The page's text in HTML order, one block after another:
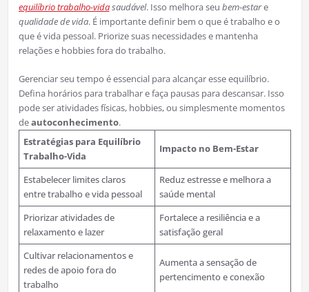
equilíbrio trabalho-vidasaudável. Isso melhora seu bem-estare
qualidade de vida. É importante definir bem o que é trabalho e o
que é vida pessoal. Priorize suas necessidades e mantenha
relações e hobbies fora do trabalho.
Gerenciar seu tempo é essencial para alcançar esse equilíbrio.
Defina horários para trabalhar e faça pausas para descansar. Isso
pode ser atividades físicas, hobbies, ou simplesmente momentos
deautoconhecimento.
Estratégias para Equilíbrio
Trabalho-Vida
Impacto no Bem-Estar
Estabelecer limites claros
entre trabalho e vida pessoal
Reduz estresse e melhora a
saúde mental
Priorizar atividades de
relaxamento e lazer
Fortalece a resiliência e a
satisfação geral
Cultivar relacionamentos e
redes de apoio fora do
trabalho
Aumenta a sensação de
pertencimento e conexão